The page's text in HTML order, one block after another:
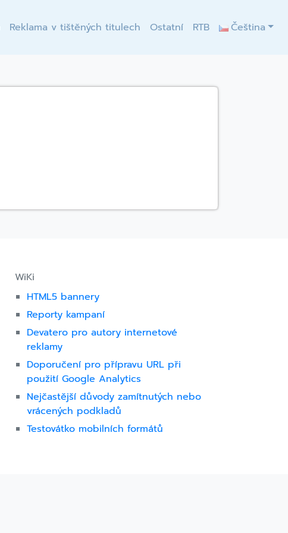
Reklama v tištěných titulech Ostatní RTB Čeština
WiKi
HTML5 bannery
Reporty kampaní
Devatero pro autory internetové
reklamy
Doporučení pro přípravu URL při
použití Google Analytics
Nejčastější důvody zamítnutých nebo
vrácených podkladů
Testovátko mobilních formátů